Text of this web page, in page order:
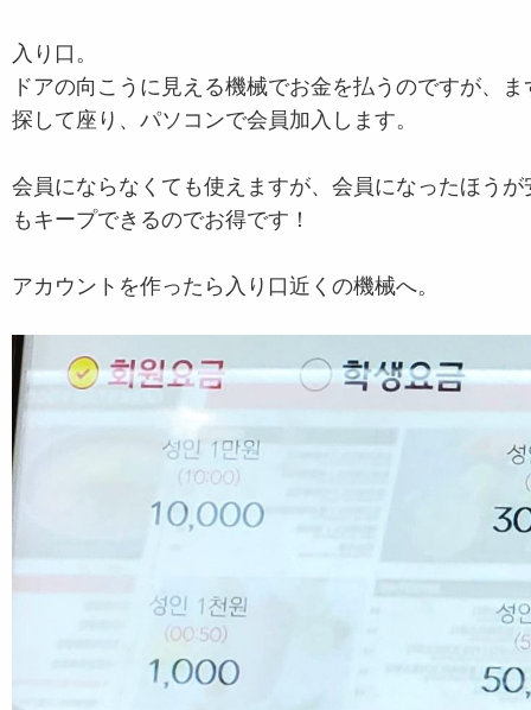
入り口。
ドアの向こうに見える機械でお金を払うのですが、
探して座り、パソコンで会員加入します。
会員にならなくても使えますが、会員になったほう
もキープできるのでお得です！
アカウントを作ったら入り口近くの機械へ。